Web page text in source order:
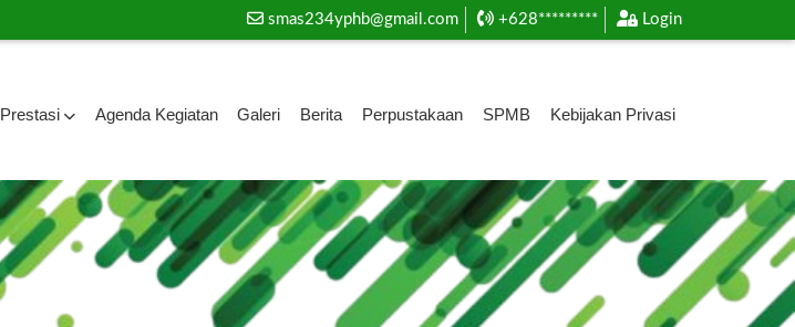
smas234yphb@gmail.com +628********* Login
Prestasi Agenda Kegiatan Galeri Berita Perpustakaan SPMB Kebijakan Privasi